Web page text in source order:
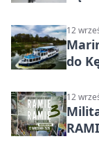
12
do
12